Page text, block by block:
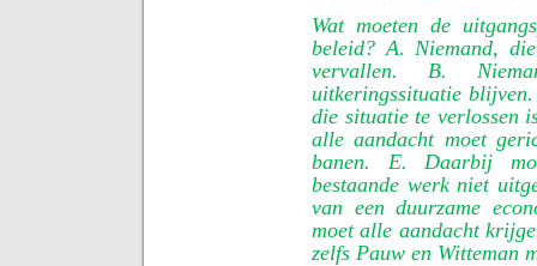
Wat moeten de
beleid? A. Niemand,
vervallen. B.
uitkeringssituatie
die situatie te verlossen
alle aandacht moet
banen. E. Daarbij
bestaande werk niet
van een duurzame
moet alle aandacht
zelfs Pauw en Witteman